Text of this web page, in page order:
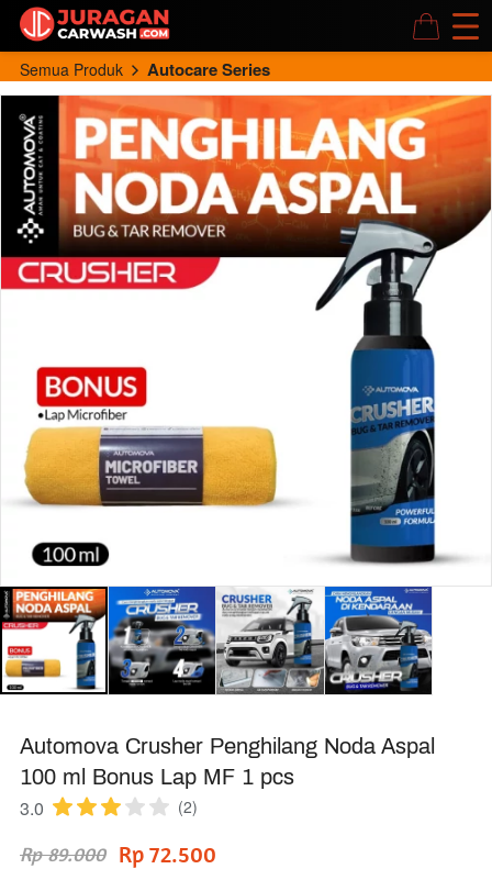
Semua Produk Autocare Series
Automova Crusher Penghilang Noda Aspal
100 ml Bonus Lap MF 1 pcs
3.0 (2)
Rp 89.000 Rp 72.500